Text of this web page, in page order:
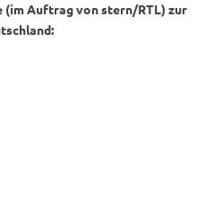
Auftrag von stern/RTL) zur